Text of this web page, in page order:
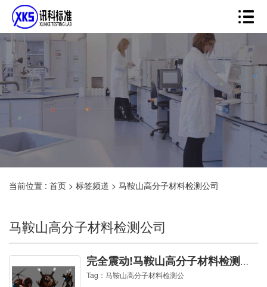
当前位置 : 首页 > 标签频道 > 马鞍山高分子材料检测公司
马鞍山高分子材料检测公司
完全震动!马鞍山高分子材料检测公司您要知道的本站全部具有!
Tag：马鞍山高分子材料检测公